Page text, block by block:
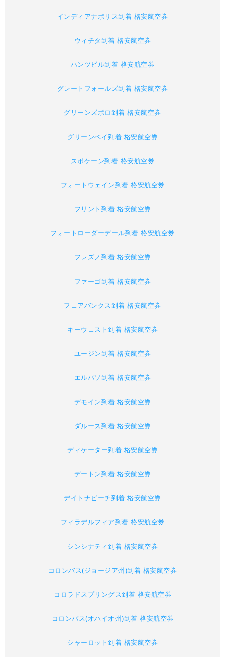
インディアナポリス到着 格安航空券
ウィチタ到着 格安航空券
ハンツビル到着 格安航空券
グレートフォールズ到着 格安航空券
グリーンズボロ到着 格安航空券
グリーンベイ到着 格安航空券
スポケーン到着 格安航空券
フォートウェイン到着 格安航空券
フリント到着 格安航空券
フォートローダーデール到着 格安航空券
フレズノ到着 格安航空券
ファーゴ到着 格安航空券
フェアバンクス到着 格安航空券
キーウェスト到着 格安航空券
ユージン到着 格安航空券
エルパソ到着 格安航空券
デモイン到着 格安航空券
ダルース到着 格安航空券
ディケーター到着 格安航空券
デートン到着 格安航空券
デイトナビーチ到着 格安航空券
フィラデルフィア到着 格安航空券
シンシナティ到着 格安航空券
コロンバス(ジョージア州)到着 格安航空券
コロラドスプリングス到着 格安航空券
コロンバス(オハイオ州)到着 格安航空券
シャーロット到着 格安航空券